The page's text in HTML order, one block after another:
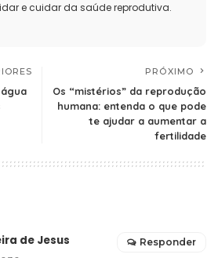
e cuidar da saúde reprodutiva.
PRÓXIMO
Os “mistérios” da reprodução
humana: entenda o que pode
te ajudar a aumentar a
fertilidade
de Jesus Responder